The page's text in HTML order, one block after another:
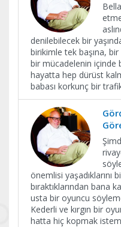
denilebilecek bir
birikimle tek başına,
bir mücadelenin içinde
hayatta hep dürüst
babası korkunç bir
önemlisi yaşadıklarını
bıraktıklarından bana
usta bir oyuncu
Kederli ve kırgın bir
hatta hiç kopmak